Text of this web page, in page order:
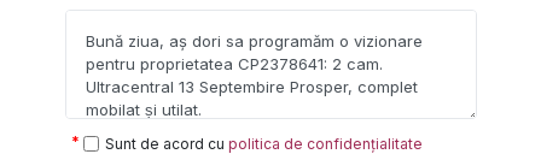
Sunt de acord cu politica de confidențialitate